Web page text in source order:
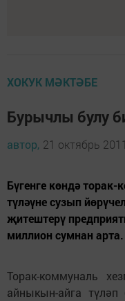
ХОКУК МӘКТӘБЕ
Бурычлы булу
автор, 21 октябрь
Бүгенге көндә
түләүне сузып
җитештерү
миллион сумнан арта.
Торак-коммуналь
айныкын-айга